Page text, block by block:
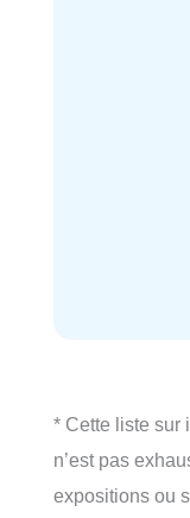
* Cette liste sur
n’est pas
expositions ou